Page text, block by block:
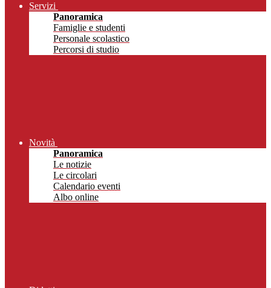
Servizi
Panoramica
Famiglie e studenti
Personale scolastico
Percorsi di studio
Novità
Panoramica
Le notizie
Le circolari
Calendario eventi
Albo online